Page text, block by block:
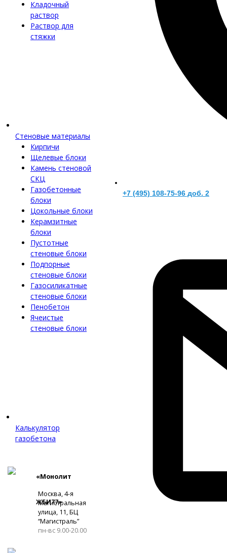
Кладочный
раствор
Раствор для
стяжки
Стеновые материалы
Кирпичи
Щелевые блоки
Камень стеновой
СКЦ
Газобетонные
блоки
Цокольные блоки
Керамзитные
блоки
Пустотные
стеновые блоки
Подпорные
стеновые блоки
Газосиликатные
стеновые блоки
Пенобетон
Ячеистые
стеновые блоки
Калькулятор
газобетона
«Монолит
ЖБИ77»
Москва, 4-я
Магистральная
улица, 11, ​БЦ
“Магистраль”
пн-вс 9.00-20.00
+7 (495) 108-75-96 доб. 2